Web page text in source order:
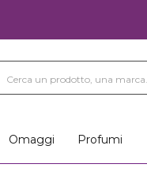
Omaggi Profumi